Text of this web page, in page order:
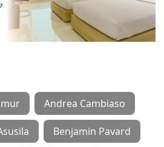
Andrea Cambiaso
Benjamin Pavard